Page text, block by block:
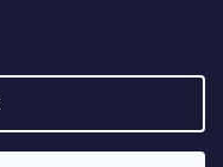
jog fenntartva.Süti